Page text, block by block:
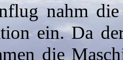
nahm
ein. Da
die